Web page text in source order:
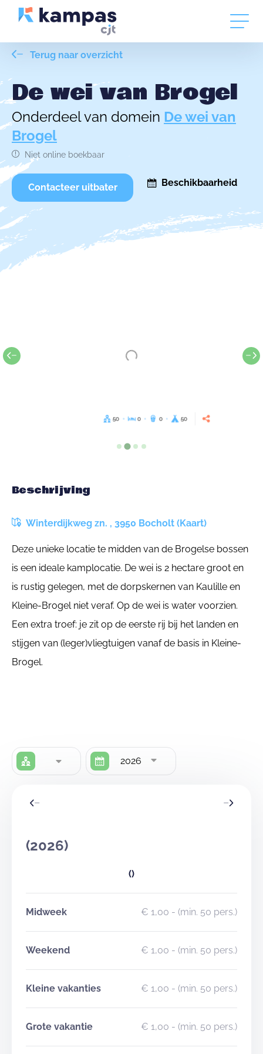
Terug naar overzicht
De wei van Brogel
Onderdeel van domein De wei van
Brogel
Niet online boekbaar
Contacteer uitbater Beschikbaarheid
50 0 0 50
Beschrijving
Winterdijkweg zn. , 3950 Bocholt (Kaart)
Deze unieke locatie te midden van de Brogelse bossen
is een ideale kamplocatie. De wei is 2 hectare groot en
is rustig gelegen, met de dorpskernen van Kaulille en
Kleine-Brogel niet veraf. Op de wei is water voorzien.
Een extra troef: je zit op de eerste rij bij het landen en
stijgen van (leger)vliegtuigen vanaf de basis in Kleine-
Brogel.
2026
(2026)
()
Midweek € 1,00 - (min. 50 pers.)
Weekend € 1,00 - (min. 50 pers.)
Kleine vakanties € 1,00 - (min. 50 pers.)
Grote vakantie € 1,00 - (min. 50 pers.)